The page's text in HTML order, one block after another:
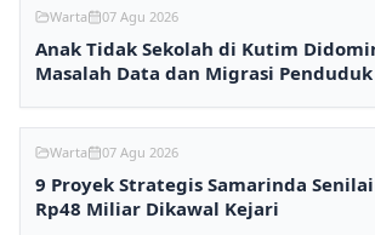
Warta 07 Agu 2026
Anak Tidak Sekolah di Kutim
Masalah Data dan Migrasi Penduduk
Warta 07 Agu 2026
9 Proyek Strategis Samarinda Senilai
Rp48 Miliar Dikawal Kejari